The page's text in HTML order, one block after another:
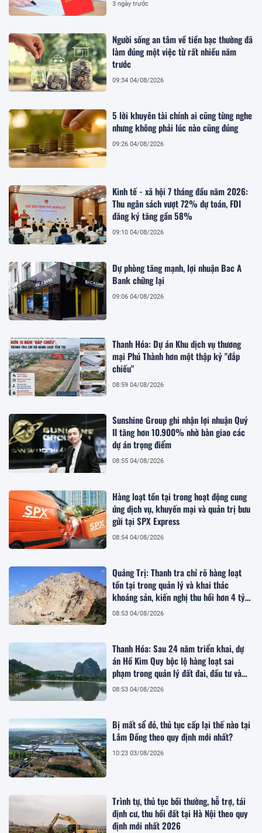
3 ngày trước
Người sống an tâm về tiền bạc thường đã
làm đúng một việc từ rất nhiều năm
trước
09:34 04/08/2026
5 lời khuyên tài chính ai cũng từng nghe
nhưng không phải lúc nào cũng đúng
09:26 04/08/2026
Kinh tế - xã hội 7 tháng đầu năm 2026:
Thu ngân sách vượt 72% dự toán, FDI
đăng ký tăng gần 58%
09:10 04/08/2026
Dự phòng tăng mạnh, lợi nhuận Bac A
Bank chững lại
09:06 04/08/2026
Thanh Hóa: Dự án Khu dịch vụ thương
mại Phú Thành hơn một thập kỷ "đắp
chiếu"
08:59 04/08/2026
Sunshine Group ghi nhận lợi nhuận Quý
II tăng hơn 10.900% nhờ bàn giao các
dự án trọng điểm
08:55 04/08/2026
Hàng loạt tồn tại trong hoạt động cung
ứng dịch vụ, khuyến mại và quản trị bưu
gửi tại SPX Express
08:54 04/08/2026
Quảng Trị: Thanh tra chỉ rõ hàng loạt
tồn tại trong quản lý và khai thác
khoáng sản, kiến nghị thu hồi hơn 4 tỷ
đồng
08:53 04/08/2026
Thanh Hóa: Sau 24 năm triển khai, dự
án Hồ Kim Quy bộc lộ hàng loạt sai
phạm trong quản lý đất đai, đầu tư và
quy hoạch
08:53 04/08/2026
Bị mất sổ đỏ, thủ tục cấp lại thế nào tại
Lâm Đồng theo quy định mới nhất?
10:23 03/08/2026
Trình tự, thủ tục bồi thường, hỗ trợ, tái
định cư, thu hồi đất tại Hà Nội theo quy
định mới nhất 2026